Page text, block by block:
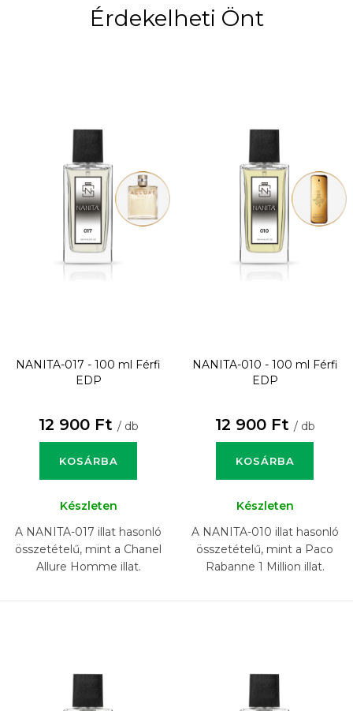
Érdekelheti Önt
NANITA-017 - 100 ml
Férfi
EDP
12 900 Ft / db
KOSÁRBA
Készleten
A NANITA-017 illat hasonló
összetételű, mint a Chanel
Allure Homme illat.
NANITA-010 - 100 ml
Férfi
EDP
12 900 Ft / db
KOSÁRBA
Készleten
A NANITA-010 illat hasonló
összetételű, mint a Paco
Rabanne 1 Million illat.